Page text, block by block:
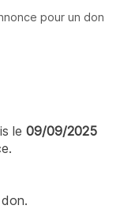
pour un don
le 09/09/2025